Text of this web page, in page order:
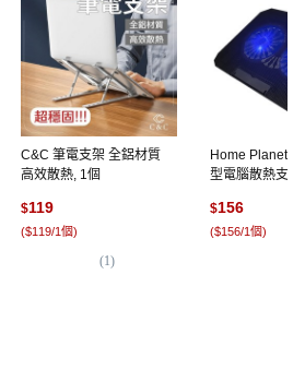
C&C 筆電支架 全鋁材質
高效散熱, 1個
$119
($119/1個)
(1)
Home Planet
型電腦散熱支架
$156
($156/1個)